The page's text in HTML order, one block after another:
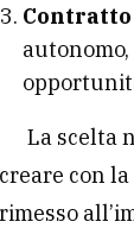
La scelta
creare con
rimesso